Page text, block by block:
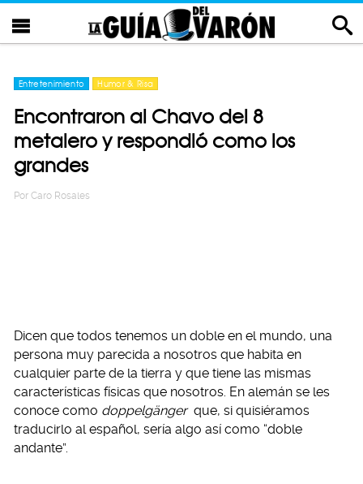
Entretenimiento Humor & Risa
Encontraron al Chavo del 8
metalero y respondió como los
grandes
Por Caro Rosales
Dicen que todos tenemos un doble en el mundo, una
persona muy parecida a nosotros que habita en
cualquier parte de la tierra y que tiene las mismas
características físicas que nosotros. En alemán se les
conoce como doppelgänger que, si quisiéramos
traducirlo al español, sería algo así como “doble
andante”.